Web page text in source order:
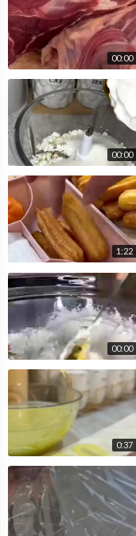
00:00
00:00
1:22
00:00
0:37